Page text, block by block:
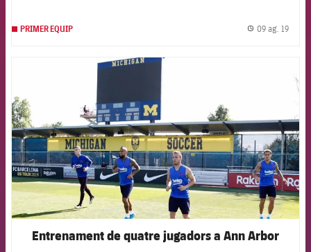
PRIMER EQUIP 09 ag. 19
FCB Barcelona badge
Entrenament de quatre jugadors a Ann Arbor